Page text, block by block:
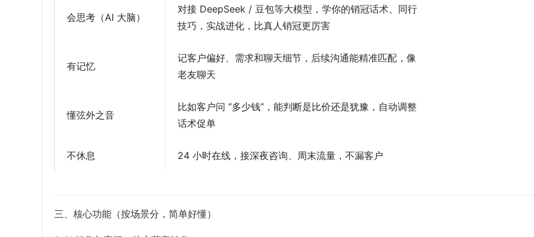
会思考（AI 大脑）
对接 DeepSeek / 豆包等大模型，学你的销冠话术、同行
技巧，实战进化，比真人销冠更厉害
有记忆
记客户偏好、需求和聊天细节，后续沟通能精准匹配，像
老友聊天
懂弦外之音
比如客户问 “多少钱”，能判断是比价还是犹豫，自动调整
话术促单
不休息 24 小时在线，接深夜咨询、周末流量，不漏客户
三、核心功能（按场景分，简单好懂）